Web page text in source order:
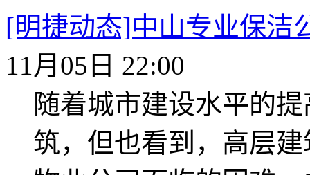
[明捷动态]中山专业保洁
11月05日 22:00
随着城市建设水平的
筑，但也看到，高层